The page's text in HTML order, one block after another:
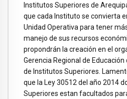
Institutos Superiores de
que cada Instituto se convierta
Unidad Operativa para tener
manejo de sus recursos
propondrán la creación en el
Gerencia Regional de Educación
de Institutos Superiores.
que la Ley 30512 del año 2014
Superiores estan facultados